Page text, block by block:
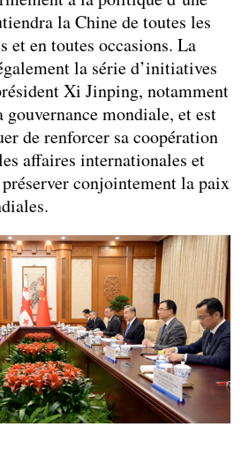
la Chine de toutes les
et en toutes occasions. La
la série d’initiatives
Xi Jinping, notamment
mondiale, et est
de renforcer sa coopération
affaires internationales et
conjointement la paix